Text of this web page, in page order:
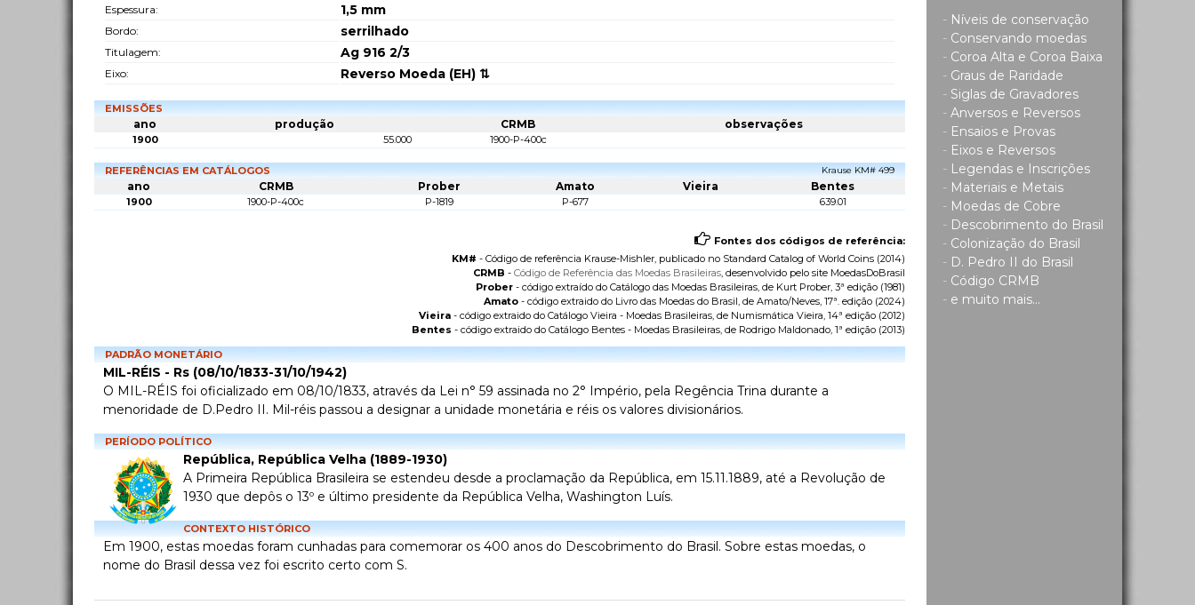
- Níveis de conservação
- Conservando moedas
- Coroa Alta e Coroa Baixa
- Graus de Raridade
- Siglas de Gravadores
- Anversos e Reversos
- Ensaios e Provas
- Eixos e Reversos
- Legendas e Inscrições
- Materiais e Metais
- Moedas de Cobre
- Descobrimento do Brasil
- Colonização do Brasil
- D. Pedro II do Brasil
- Código CRMB
- e muito mais...
Espessura: 1,5 mm
Bordo: serrilhado
Titulagem: Ag 916 2/3
Eixo: Reverso Moeda (EH) ⇅
EMISSÕES
ano produção CRMB observações
1900 55.000 1900-P-400c
REFERÊNCIAS EM CATÁLOGOS Krause KM# 499
ano CRMB Prober Amato Vieira Bentes
1900 1900-P-400c P-1819 P-677 639.01
Fontes dos códigos de referência:
KM# - Código de referência Krause-Mishler, publicado no Standard Catalog of World Coins (2014)
CRMB - Código de Referência das Moedas Brasileiras, desenvolvido pelo site MoedasDoBrasil
Prober - código extraído do Catálogo das Moedas Brasileiras, de Kurt Prober, 3ª edição (1981)
Amato - código extraido do Livro das Moedas do Brasil, de Amato/Neves, 17ª. edição (2024)
Vieira - código extraido do Catálogo Vieira - Moedas Brasileiras, de Numismática Vieira, 14ª edição (2012)
Bentes - código extraido do Catálogo Bentes - Moedas Brasileiras, de Rodrigo Maldonado, 1ª edição (2013)
PADRÃO MONETÁRIO
MIL-RÉIS - Rs (08/10/1833-31/10/1942)
O MIL-RÉIS foi oficializado em 08/10/1833, através da Lei n° 59 assinada no 2° Império, pela Regência Trina durante a
menoridade de D.Pedro II. Mil-réis passou a designar a unidade monetária e réis os valores divisionários.
PERÍODO POLÍTICO
República, República Velha (1889-1930)
A Primeira República Brasileira se estendeu desde a proclamação da República, em 15.11.1889, até a Revolução de
1930 que depôs o 13º e último presidente da República Velha, Washington Luís.
CONTEXTO HISTÓRICO
Em 1900, estas moedas foram cunhadas para comemorar os 400 anos do Descobrimento do Brasil. Sobre estas moedas, o
nome do Brasil dessa vez foi escrito certo com S.